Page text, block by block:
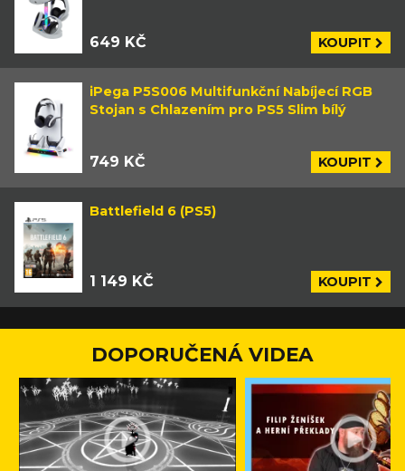
649 KČ KOUPIT
iPega P5S006 Multifunkční Nabíjecí RGB
Stojan s Chlazením pro PS5 Slim bílý
749 KČ KOUPIT
Battlefield 6 (PS5)
1 149 KČ KOUPIT
DOPORUČENÁ VIDEA